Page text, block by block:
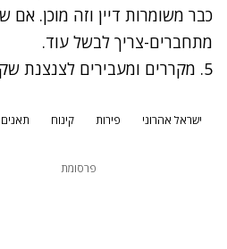
כבר משומרות דיין וזה מוכן. אם
מתחברים-צריך לבשל עוד.
5. מקררים ומעבירים לצנצנת שקופה ארוזה יפה.
ישראל אהרוני פירות קינוח תאנים
פרסומת